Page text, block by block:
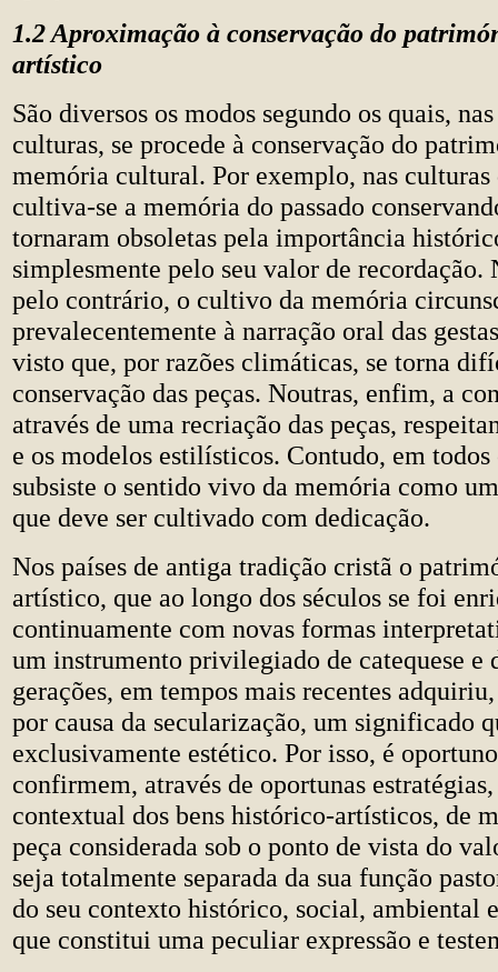
1.2 Aproximação à conservação do
artístico
São diversos os modos segundo os quais,
culturas, se procede à conservação do
memória cultural. Por exemplo, nas culturas
cultiva-se a memória do passado
tornaram obsoletas pela importância
simplesmente pelo seu valor de recordação.
pelo contrário, o cultivo da memória
prevalecentemente à narração oral das
visto que, por razões climáticas, se torna
conservação das peças. Noutras, enfim, a
através de uma recriação das peças,
e os modelos estilísticos. Contudo, em todos
subsiste o sentido vivo da memória como
que deve ser cultivado com dedicação.
Nos países de antiga tradição cristã o
artístico, que ao longo dos séculos se foi
continuamente com novas formas
um instrumento privilegiado de catequese e
gerações, em tempos mais recentes
por causa da secularização, um significado
exclusivamente estético. Por isso, é
confirmem, através de oportunas
contextual dos bens histórico-artísticos, de
peça considerada sob o ponto de vista do
seja totalmente separada da sua função
do seu contexto histórico, social, ambiental
que constitui uma peculiar expressão e